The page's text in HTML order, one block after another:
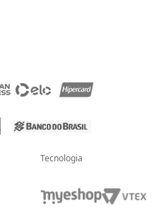
Tecnologia